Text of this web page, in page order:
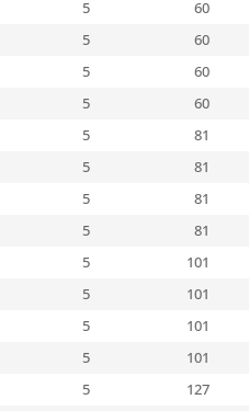
5 60
5 60
5 60
5 60
5 81
5 81
5 81
5 81
5 101
5 101
5 101
5 101
5 127